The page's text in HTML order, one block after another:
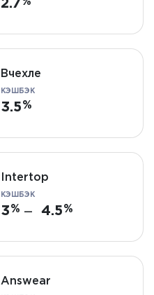
2.7
Вчехле
КЭШБЭК
3.5
Intertop
КЭШБЭК
3 — 4.5
Answear